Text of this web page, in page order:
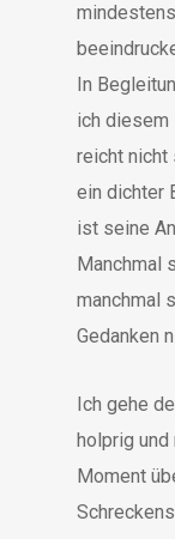
In
ich diesem
reicht nicht
ein dichter
ist seine
Manchmal
manchmal
Gedanken
Ich gehe
holprig und
Moment